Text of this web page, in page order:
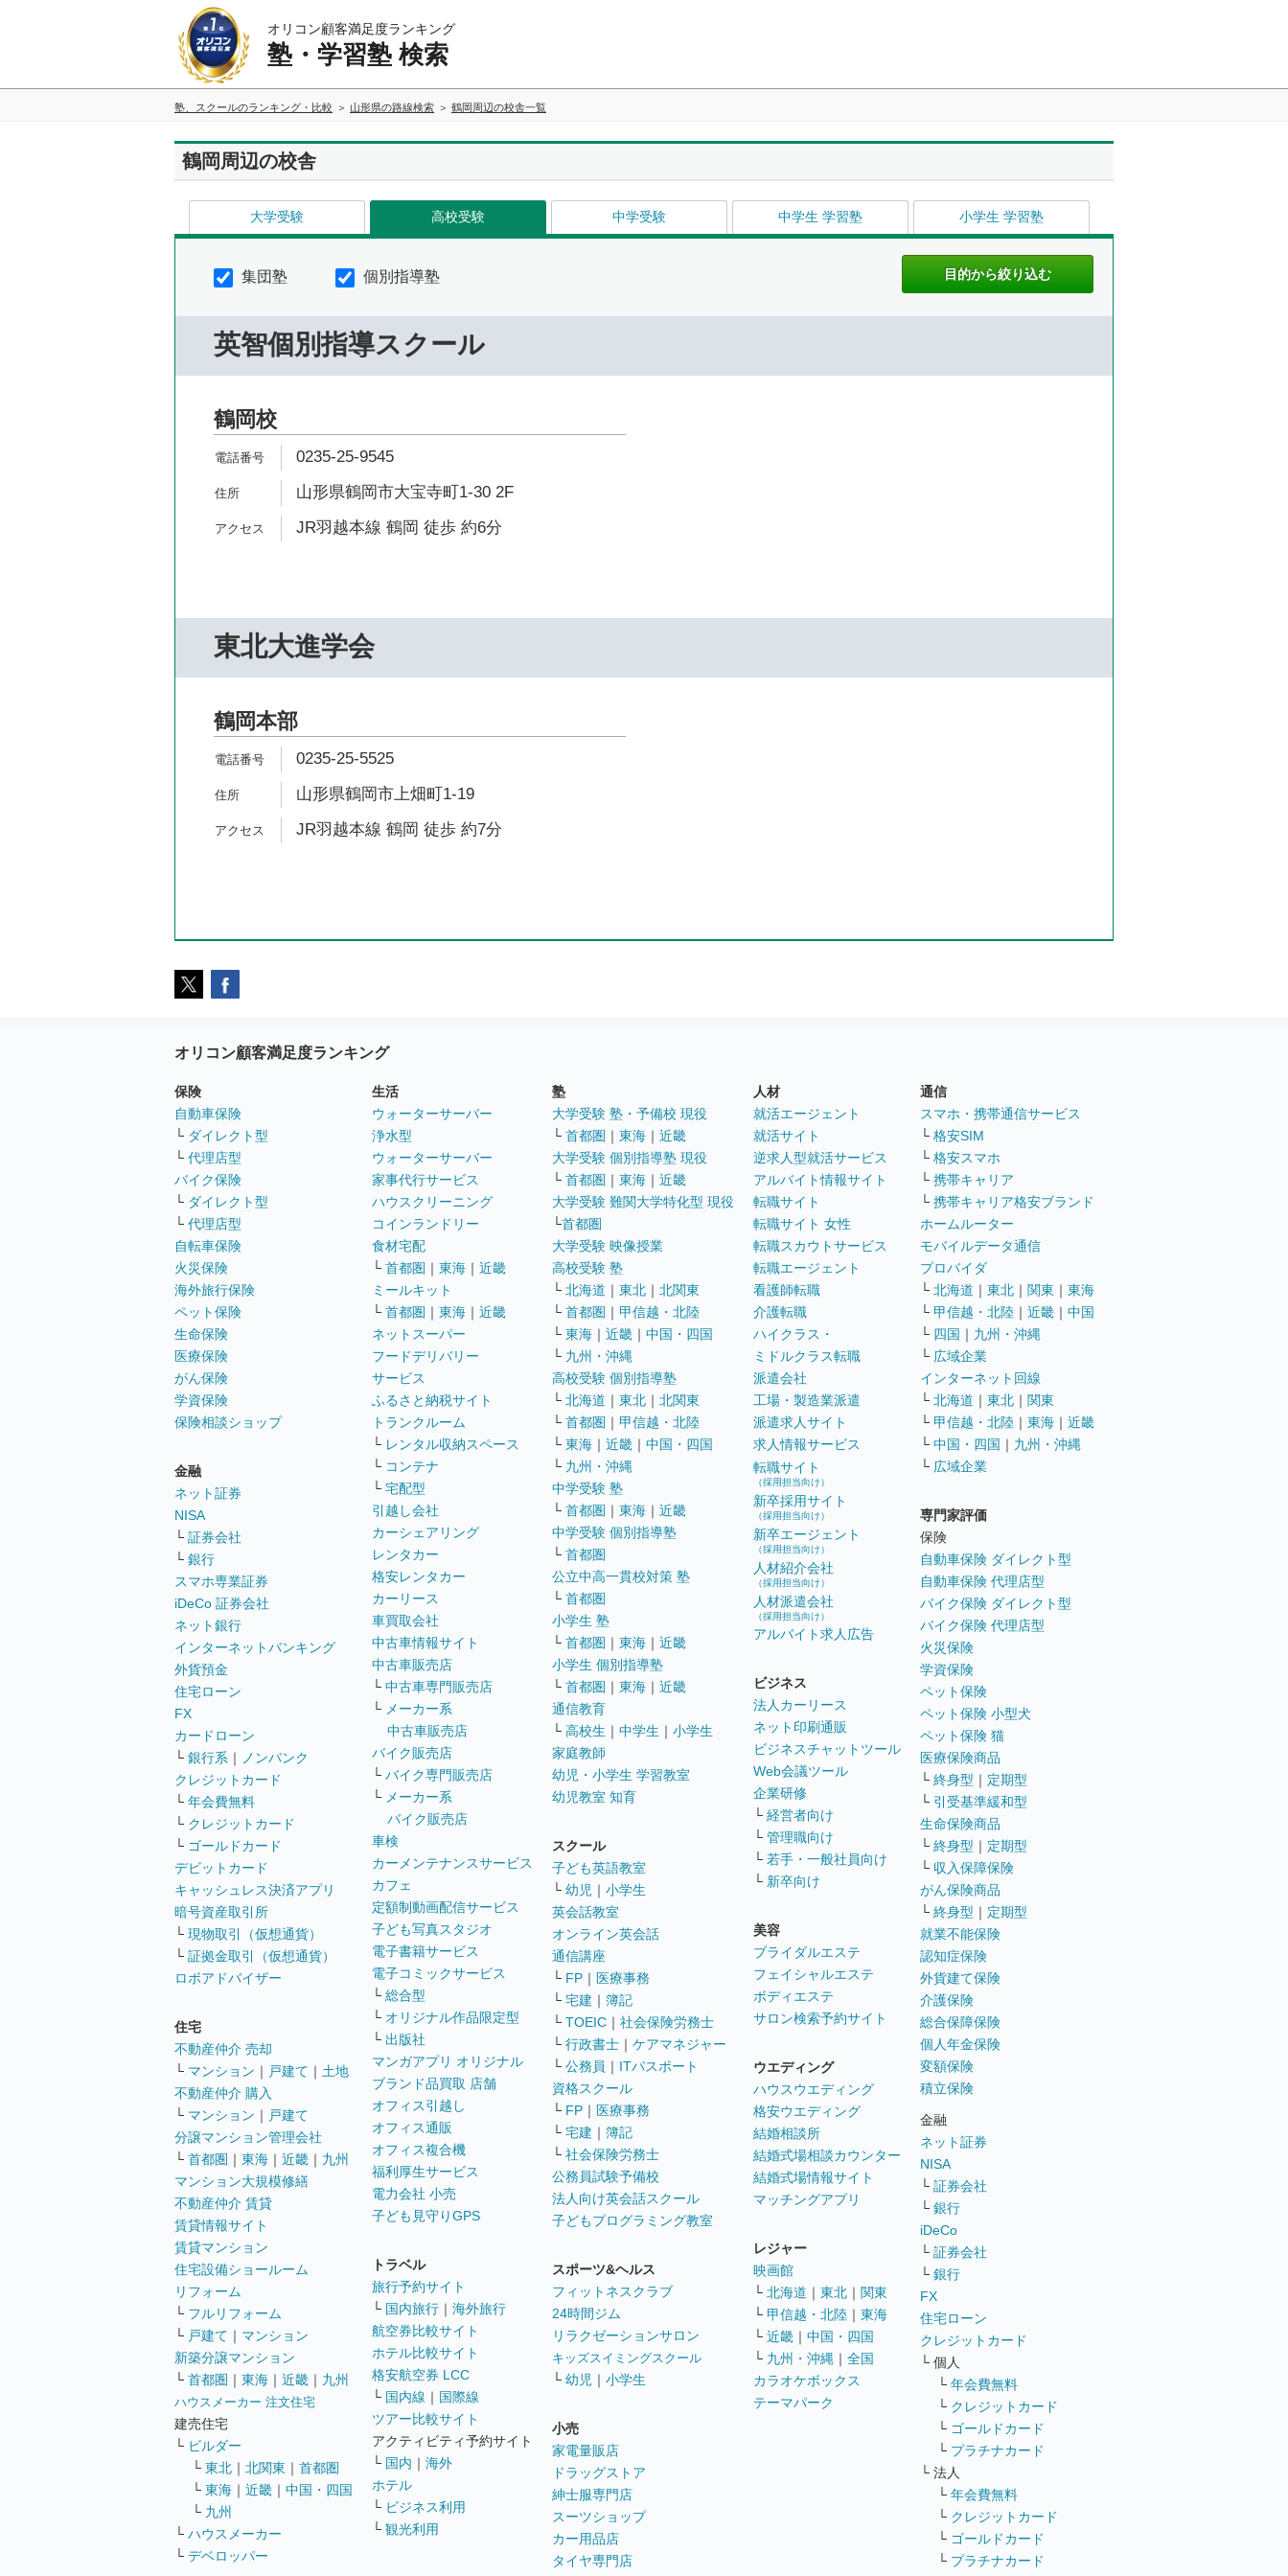
オリコン顧客満足度ランキング
塾・学習塾 検索
塾、スクールのランキング・比較 山形県の路線検索 鶴岡周辺の校舎一覧
鶴岡周辺の校舎
大学受験 高校受験 中学受験 中学生 学習塾 小学生 学習塾
集団塾 個別指導塾
英智個別指導スクール
鶴岡校
0235-25-9545
山形県鶴岡市大宝寺町1-30 2F
JR羽越本線 鶴岡 徒歩 約6分
東北大進学会
鶴岡本部
0235-25-5525
山形県鶴岡市上畑町1-19
JR羽越本線 鶴岡 徒歩 約7分
オリコン顧客満足度ランキング
保険
自動車保険
└ ダイレクト型
└ 代理店型
バイク保険
└ ダイレクト型
└ 代理店型
自転車保険
火災保険
海外旅行保険
ペット保険
生命保険
医療保険
がん保険
学資保険
保険相談ショップ
金融
ネット証券
NISA
└ 証券会社
└ 銀行
スマホ専業証券
iDeCo 証券会社
ネット銀行
インターネットバンキング
外貨預金
住宅ローン
FX
カードローン
└ 銀行系 ｜
ノンバンク
クレジットカード
└ 年会費無料
└ クレジットカード
└ ゴールドカード
デビットカード
キャッシュレス決済アプリ
暗号資産取引所
└ 現物取引（仮想通貨）
└ 証拠金取引（仮想通貨）
ロボアドバイザー
住宅
不動産仲介 売却
└ マンション ｜ 戸建て ｜ 土地
不動産仲介 購入
└ マンション ｜ 戸建て
分譲マンション管理会社
└ 首都圏 ｜ 東海 ｜ 近畿 ｜ 九州
マンション大規模修繕
不動産仲介 賃貸
賃貸情報サイト
賃貸マンション
住宅設備ショールーム
リフォーム
└ フルリフォーム
└ 戸建て ｜ マンション
新築分譲マンション
└ 首都圏 ｜ 東海 ｜ 近畿 ｜ 九州
ハウスメーカー 注文住宅
建売住宅
└ ビルダー
└ 東北 ｜ 北関東 ｜ 首都圏
└ 東海 ｜ 近畿 ｜ 中国・四国
└ 九州
└ ハウスメーカー
└ デベロッパー
生活
ウォーターサーバー
浄水型
ウォーターサーバー
家事代行サービス
ハウスクリーニング
コインランドリー
食材宅配
└ 首都圏 ｜ 東海 ｜ 近畿
ミールキット
└ 首都圏 ｜ 東海 ｜ 近畿
ネットスーパー
フードデリバリー
サービス
ふるさと納税サイト
トランクルーム
└ レンタル収納スペース
└ コンテナ
└ 宅配型
引越し会社
カーシェアリング
レンタカー
格安レンタカー
カーリース
車買取会社
中古車情報サイト
中古車販売店
└ 中古車専門販売店
└ メーカー系
中古車販売店
バイク販売店
└ バイク専門販売店
└ メーカー系
バイク販売店
車検
カーメンテナンスサービス
カフェ
定額制動画配信サービス
子ども写真スタジオ
電子書籍サービス
電子コミックサービス
└ 総合型
└ オリジナル作品限定型
└ 出版社
マンガアプリ オリジナル
ブランド品買取 店舗
オフィス引越し
オフィス通販
オフィス複合機
福利厚生サービス
電力会社 小売
子ども見守りGPS
トラベル
旅行予約サイト
└ 国内旅行 ｜ 海外旅行
航空券比較サイト
ホテル比較サイト
格安航空券 LCC
└ 国内線 ｜ 国際線
ツアー比較サイト
アクティビティ予約サイト
└ 国内 ｜ 海外
ホテル
└ ビジネス利用
└ 観光利用
塾
大学受験 塾・予備校 現役
└ 首都圏 ｜ 東海 ｜ 近畿
大学受験 個別指導塾 現役
└ 首都圏 ｜ 東海 ｜ 近畿
大学受験 難関大学特化型 現役
└首都圏
大学受験 映像授業
高校受験 塾
└ 北海道 ｜ 東北 ｜ 北関東
└ 首都圏 ｜ 甲信越・北陸
└ 東海 ｜ 近畿 ｜ 中国・四国
└ 九州・沖縄
高校受験 個別指導塾
└ 北海道 ｜ 東北 ｜ 北関東
└ 首都圏 ｜ 甲信越・北陸
└ 東海 ｜ 近畿 ｜ 中国・四国
└ 九州・沖縄
中学受験 塾
└ 首都圏 ｜ 東海 ｜ 近畿
中学受験 個別指導塾
└ 首都圏
公立中高一貫校対策 塾
└ 首都圏
小学生 塾
└ 首都圏 ｜ 東海 ｜ 近畿
小学生 個別指導塾
└ 首都圏 ｜ 東海 ｜ 近畿
通信教育
└ 高校生 ｜ 中学生 ｜ 小学生
家庭教師
幼児・小学生 学習教室
幼児教室 知育
スクール
子ども英語教室
└ 幼児 ｜ 小学生
英会話教室
オンライン英会話
通信講座
└ FP ｜ 医療事務
└ 宅建 ｜ 簿記
└ TOEIC ｜ 社会保険労務士
└ 行政書士 ｜ ケアマネジャー
└ 公務員 ｜ ITパスポート
資格スクール
└ FP ｜ 医療事務
└ 宅建 ｜ 簿記
└ 社会保険労務士
公務員試験予備校
法人向け英会話スクール
子どもプログラミング教室
スポーツ&ヘルス
フィットネスクラブ
24時間ジム
リラクゼーションサロン
キッズスイミングスクール
└ 幼児 ｜ 小学生
小売
家電量販店
ドラッグストア
紳士服専門店
スーツショップ
カー用品店
タイヤ専門店
人材
就活エージェント
就活サイト
逆求人型就活サービス
アルバイト情報サイト
転職サイト
転職サイト 女性
転職スカウトサービス
転職エージェント
看護師転職
介護転職
ハイクラス・
ミドルクラス転職
派遣会社
工場・製造業派遣
派遣求人サイト
求人情報サービス
転職サイト
（採用担当向け）
新卒採用サイト
（採用担当向け）
新卒エージェント
（採用担当向け）
人材紹介会社
（採用担当向け）
人材派遣会社
（採用担当向け）
アルバイト求人広告
ビジネス
法人カーリース
ネット印刷通販
ビジネスチャットツール
Web会議ツール
企業研修
└ 経営者向け
└ 管理職向け
└ 若手・一般社員向け
└ 新卒向け
美容
ブライダルエステ
フェイシャルエステ
ボディエステ
サロン検索予約サイト
ウエディング
ハウスウエディング
格安ウエディング
結婚相談所
結婚式場相談カウンター
結婚式場情報サイト
マッチングアプリ
レジャー
映画館
└ 北海道 ｜ 東北 ｜ 関東
└ 甲信越・北陸 ｜ 東海
└ 近畿 ｜ 中国・四国
└ 九州・沖縄 ｜ 全国
カラオケボックス
テーマパーク
通信
スマホ・携帯通信サービス
└ 格安SIM
└ 格安スマホ
└ 携帯キャリア
└ 携帯キャリア格安ブランド
ホームルーター
モバイルデータ通信
プロバイダ
└ 北海道 ｜ 東北 ｜ 関東 ｜ 東海
└ 甲信越・北陸 ｜ 近畿 ｜ 中国
└ 四国 ｜ 九州・沖縄
└ 広域企業
インターネット回線
└ 北海道 ｜ 東北 ｜ 関東
└ 甲信越・北陸 ｜ 東海 ｜ 近畿
└ 中国・四国 ｜ 九州・沖縄
└ 広域企業
専門家評価
保険
自動車保険 ダイレクト型
自動車保険 代理店型
バイク保険 ダイレクト型
バイク保険 代理店型
火災保険
学資保険
ペット保険
ペット保険 小型犬
ペット保険 猫
医療保険商品
└ 終身型 ｜ 定期型
└ 引受基準緩和型
生命保険商品
└ 終身型 ｜ 定期型
└ 収入保障保険
がん保険商品
└ 終身型 ｜ 定期型
就業不能保険
認知症保険
外貨建て保険
介護保険
総合保障保険
個人年金保険
変額保険
積立保険
金融
ネット証券
NISA
└ 証券会社
└ 銀行
iDeCo
└ 証券会社
└ 銀行
FX
住宅ローン
クレジットカード
└ 個人
└ 年会費無料
└ クレジットカード
└ ゴールドカード
└ プラチナカード
└ 法人
└ 年会費無料
└ クレジットカード
└ ゴールドカード
└ プラチナカード